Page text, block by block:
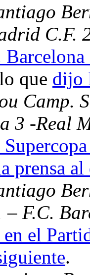
C.F.
que dijo
Camp.
3 -Real
prensa
– F.C.
el
.